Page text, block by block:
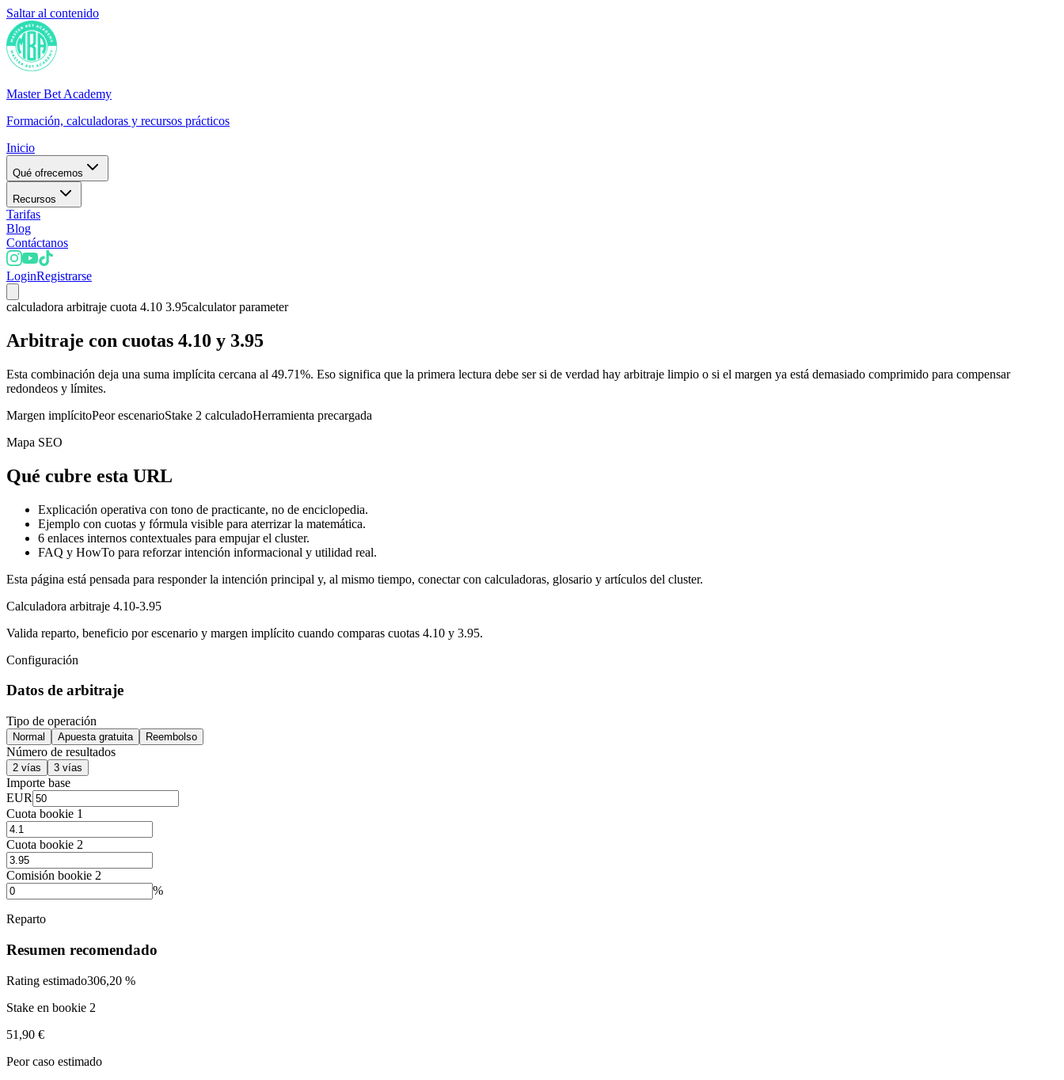
Saltar al contenido
Master Bet Academy
Formación, calculadoras y recursos prácticos
Inicio
Qué ofrecemos
Recursos
Tarifas
Blog
Contáctanos
LoginRegistrarse
calculadora arbitraje cuota 4.10 3.95calculator parameter
Arbitraje con cuotas 4.10 y 3.95
Esta combinación deja una suma implícita cercana al 49.71%. Eso significa que la primera lectura debe ser si de verdad hay arbitraje limpio o si el margen ya está demasiado comprimido para compensar
redondeos y límites.
Margen implícitoPeor escenarioStake 2 calculadoHerramienta precargada
Mapa SEO
Qué cubre esta URL
Explicación operativa con tono de practicante, no de enciclopedia.
Ejemplo con cuotas y fórmula visible para aterrizar la matemática.
6 enlaces internos contextuales para empujar el cluster.
FAQ y HowTo para reforzar intención informacional y utilidad real.
Esta página está pensada para responder la intención principal y, al mismo tiempo, conectar con calculadoras, glosario y artículos del cluster.
Calculadora arbitraje 4.10-3.95
Valida reparto, beneficio por escenario y margen implícito cuando comparas cuotas 4.10 y 3.95.
Configuración
Datos de arbitraje
Tipo de operación
Normal Apuesta gratuita Reembolso
Número de resultados
2 vías 3 vías
Importe base
EUR
Cuota bookie 1
Cuota bookie 2
Comisión bookie 2
%
Reparto
Resumen recomendado
Rating estimado306,20 %
Stake en bookie 2
51,90 €
Peor caso estimado